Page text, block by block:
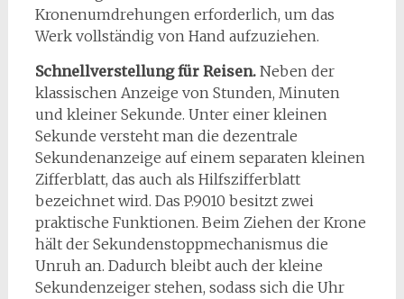
Kronenumdrehungen erforderlich, um das
Werk vollständig von Hand aufzuziehen.
Schnellverstellung für Reisen. Neben der
klassischen Anzeige von Stunden, Minuten
und kleiner Sekunde. Unter einer kleinen
Sekunde versteht man die dezentrale
Sekundenanzeige auf einem separaten kleinen
Zifferblatt, das auch als Hilfszifferblatt
bezeichnet wird. Das P.9010 besitzt zwei
praktische Funktionen. Beim Ziehen der Krone
hält der Sekundenstoppmechanismus die
Unruh an. Dadurch bleibt auch der kleine
Sekundenzeiger stehen, sodass sich die Uhr